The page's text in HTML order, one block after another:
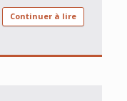
Continuer à lire